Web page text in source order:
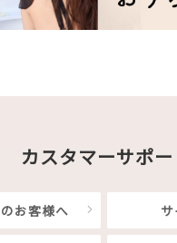
カスタマーサポー
お客様へ